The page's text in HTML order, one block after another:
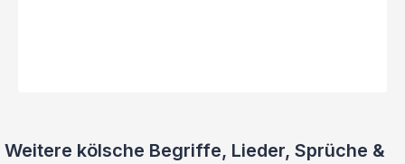
Weitere kölsche Begriffe, Lieder, Sprüche &